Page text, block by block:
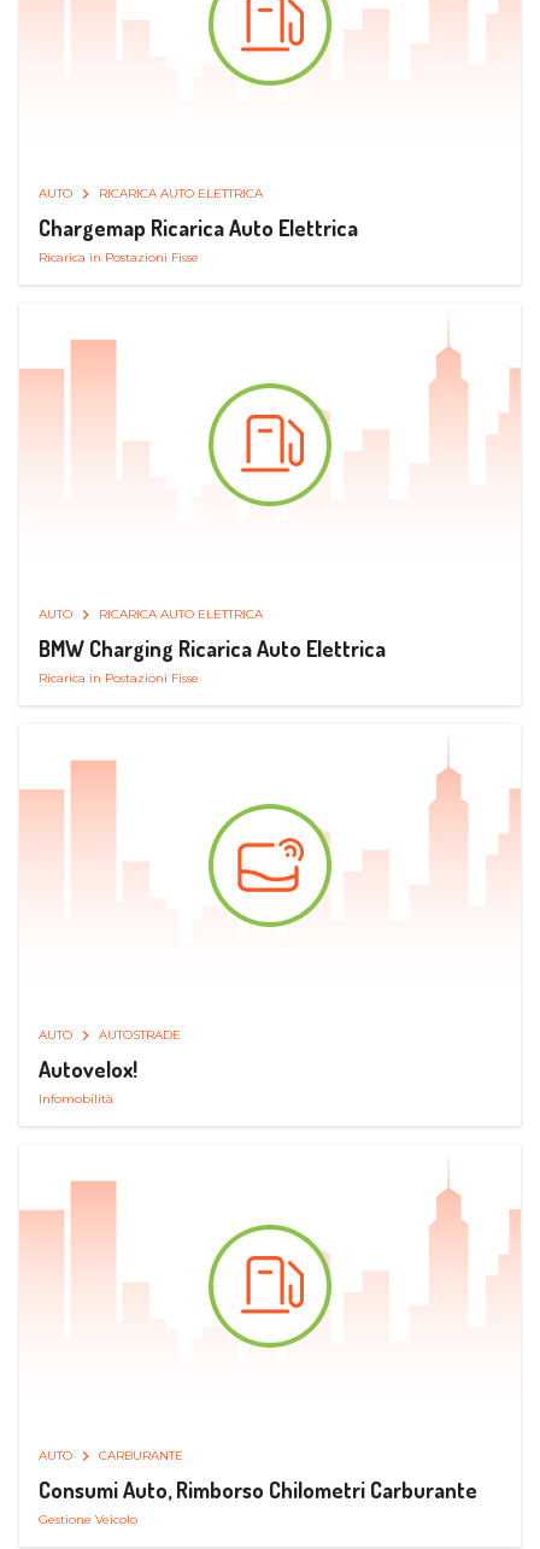
AUTO RICARICA AUTO ELETTRICA
Chargemap Ricarica Auto Elettrica
Ricarica in Postazioni Fisse
AUTO RICARICA AUTO ELETTRICA
BMW Charging Ricarica Auto Elettrica
Ricarica in Postazioni Fisse
AUTO AUTOSTRADE
Autovelox!
Infomobilità
AUTO CARBURANTE
Consumi Auto, Rimborso Chilometri Carburante
Gestione Veicolo